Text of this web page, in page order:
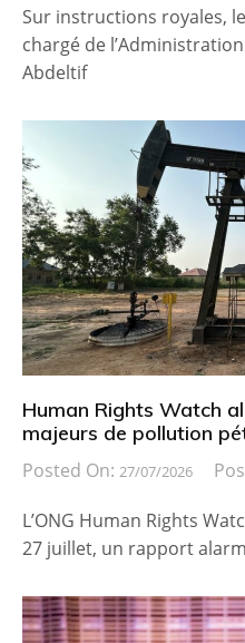
Sur instructions royales,
chargé de
Abdeltif
Human Rights Watch
majeurs de pollution
Posted On: 27/07/2026
L’ONG Human Rights
27 juillet, un rapport